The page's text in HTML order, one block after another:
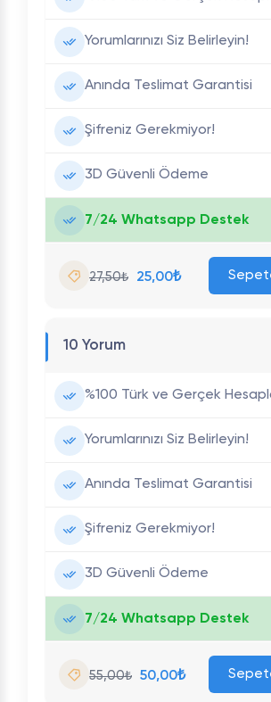
Yorumlarınızı Siz Belirleyin!
Anında Teslimat Garantisi
Şifreniz Gerekmiyor!
3D Güvenli Ödeme
7/24 Whatsapp Destek
27,50₺ 25,00₺
10 Yorum
%100 Türk ve Gerçek
Yorumlarınızı Siz Belirleyin!
Anında Teslimat Garantisi
Şifreniz Gerekmiyor!
3D Güvenli Ödeme
7/24 Whatsapp Destek
55,00₺ 50,00₺